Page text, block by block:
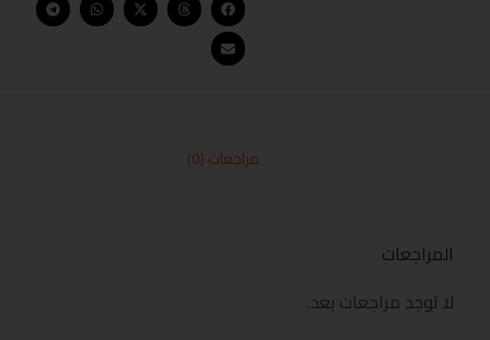
مراجعات (0)
المراجعات
لا توجد مراجعات بعد.